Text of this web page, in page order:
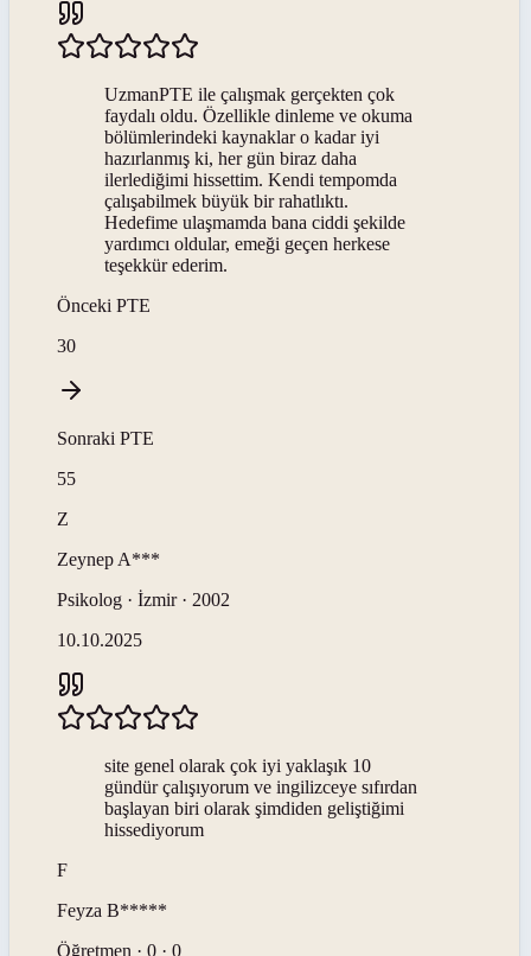
UzmanPTE ile çalışmak gerçekten çok
faydalı oldu. Özellikle dinleme ve okuma
bölümlerindeki kaynaklar o kadar iyi
hazırlanmış ki, her gün biraz daha
ilerlediğimi hissettim. Kendi tempomda
çalışabilmek büyük bir rahatlıktı.
Hedefime ulaşmamda bana ciddi şekilde
yardımcı oldular, emeği geçen herkese
teşekkür ederim.
Önceki PTE
30
Sonraki PTE
55
Z
Zeynep A***
Psikolog · İzmir · 2002
10.10.2025
site genel olarak çok iyi yaklaşık 10
gündür çalışıyorum ve ingilizceye sıfırdan
başlayan biri olarak şimdiden geliştiğimi
hissediyorum
F
Feyza B*****
Öğretmen · 0 · 0